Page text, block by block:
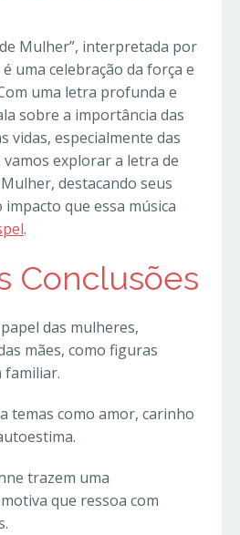
Mulher”, interpretada por
uma celebração da força e
uma letra profunda e
sobre a importância das
vidas, especialmente das
explorar a letra de
destacando seus
que essa música
.
Conclusões
das mulheres,
mães, como figuras
familiar.
temas como amor, carinho
trazem uma
que ressoa com